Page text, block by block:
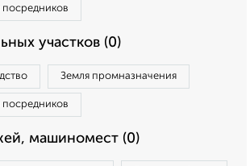
посредников
участков (0)
Земля промназначения
посредников
машиномест (0)